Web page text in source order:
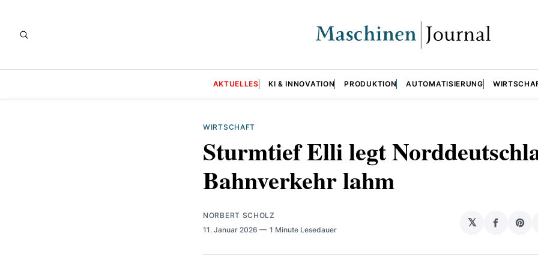
AKTUELLES KI & INNOVATION PRODUKTION AUTOMATISIERUNG
WIRTSCHAFT
Sturmtief Elli legt
Bahnverkehr lahm
NORBERT SCHOLZ
11. Januar 2026
1 Minute Lesedauer
𝕏
auf
teilen